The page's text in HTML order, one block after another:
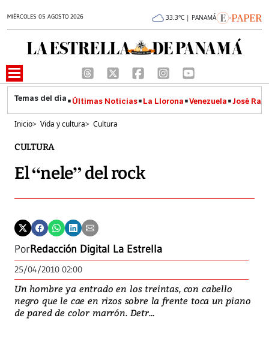
MIÉRCOLES 05 AGOSTO 2026 33.3°C | PANAMÁ
Últimas Noticias La Llorona Venezuela José
Inicio> Vida y cultura> Cultura
CULTURA
El “nele” del rock
PorRedacción Digital La Estrella
25/04/2010 02:00
Un hombre ya entrado en los treintas, con cabello
negro que le cae en rizos sobre la frente toca un piano
de pared de color marrón. Detr...